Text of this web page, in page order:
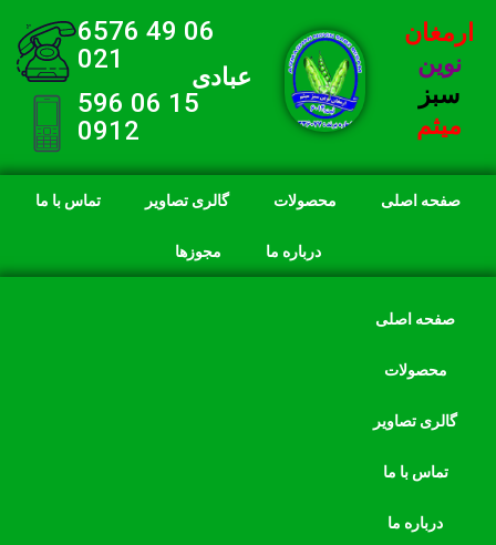
ارمغان
نوین
سبز
میثم
06 49 6576
021
عبادی
15 06 596
0912
صفحه اصلی محصولات گالری تصاویر تماس با ما
درباره ما مجوزها
صفحه اصلی
محصولات
گالری تصاویر
تماس با ما
درباره ما